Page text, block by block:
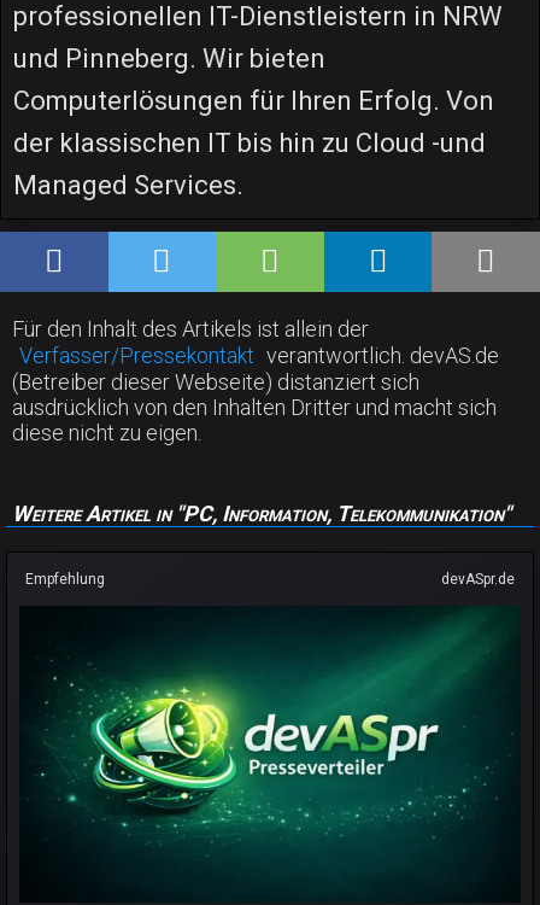
professionellen IT-Dienstleistern in NRW
und Pinneberg. Wir bieten
Computerlösungen für Ihren Erfolg. Von
der klassischen IT bis hin zu Cloud -und
Managed Services.
Für den Inhalt des Artikels ist allein der
Verfasser/Pressekontakt verantwortlich. devAS.de
(Betreiber dieser Webseite) distanziert sich
ausdrücklich von den Inhalten Dritter und macht sich
diese nicht zu eigen.
Weitere Artikel in "PC, Information, Telekommunikation"
Empfehlung devASpr.de